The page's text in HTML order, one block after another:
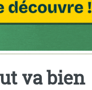
va bien